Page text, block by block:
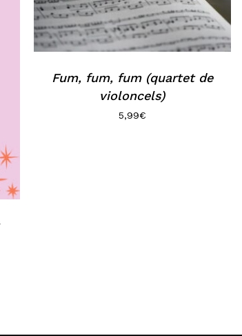
Fum, fum, fum (quartet de
violoncels)
5,99€